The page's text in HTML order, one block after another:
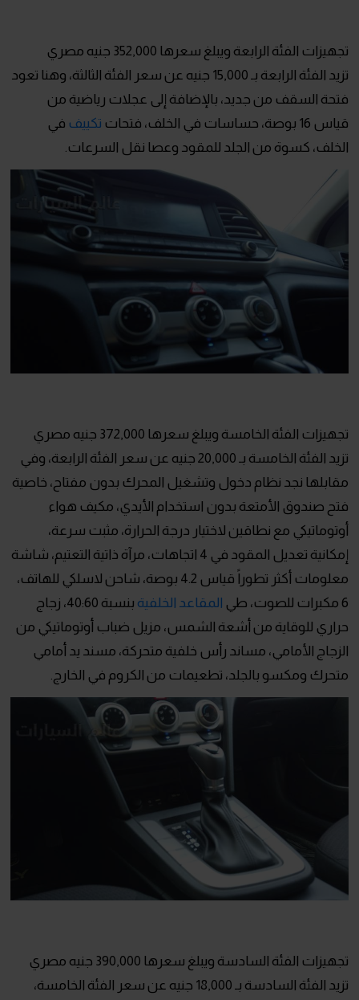
تجهيزات الفئة الرابعة ويبلغ سعرها 352,000 جنيه مصري
تزيد الفئة الرابعة بـ 15,000 جنيه عن سعر الفئة الثالثة، وهنا تعود
فتحة السقف من جديد، بالإضافة إلى عجلات رياضية من
قياس 16 بوصة، حساسات في الخلف، فتحات
تكييف في
الخلف، كسوة من الجلد للمقود وعصا نقل السرعات.
تجهيزات الفئة الخامسة ويبلغ سعرها 372,000 جنيه مصري
تزيد الفئة الخامسة بـ 20,000 جنيه عن سعر الفئة الرابعة، وفي
مقابلها نجد نظام دخول وتشغيل المحرك بدون مفتاح، خاصية
فتح صندوق الأمتعة بدون استخدام الأيدي، مكيف هواء
أوتوماتيكي مع نطاقين لاختيار درجة الحرارة، مثبت سرعة،
إمكانية تعديل المقود في 4 اتجاهات، مرآة ذاتية التعتيم، شاشة
معلومات أكثر تطوراً قياس 4.2 بوصة، شاحن لاسلكي للهاتف،
6 مكبرات للصوت، طي
المقاعد الخلفية
بنسبة 40:60، زجاج
حراري للوقاية من أشعة الشمس، مزيل ضباب أوتوماتيكي من
الزجاج الأمامي، مساند رأس خلفية متحركة، مسند يد أمامي
متحرك ومكسو بالجلد، تطعيمات من الكروم في الخارج.
تجهيزات الفئة السادسة ويبلغ سعرها 390,000 جنيه مصري
تزيد الفئة السادسة بـ 18,000 جنيه عن سعر الفئة الخامسة،